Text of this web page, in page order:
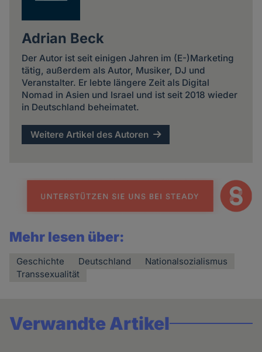
Adrian Beck
Der Autor ist seit einigen Jahren im (E-)Marketing
tätig, außerdem als Autor, Musiker, DJ und
Veranstalter. Er lebte längere Zeit als Digital
Nomad in Asien und Israel und ist seit 2018 wieder
in Deutschland beheimatet.
Weitere Artikel des Autoren
Mehr lesen über:
Geschichte Deutschland
Nationalsozialismus
Transsexualität
Verwandte Artikel